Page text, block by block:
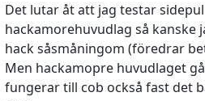
Det lutar åt att jag testar
hackamorehuvudlag så
hack såsmåningom (föredrar
Men hackamopre huvudlaget
fungerar till cob också fast det